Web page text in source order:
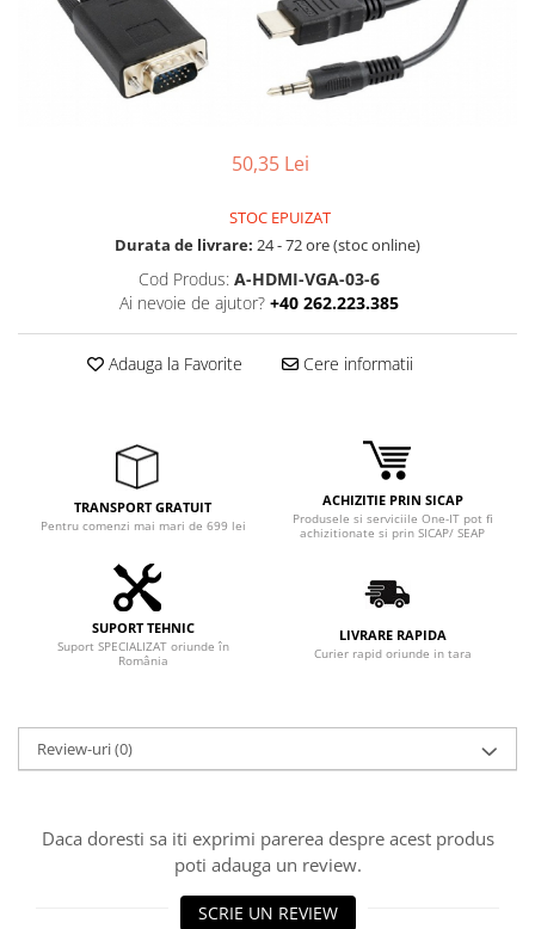
Smartphone IPhone
Boxe
50,35 Lei
STOC EPUIZAT
Durata de livrare: 24 - 72 ore (stoc online)
Cod Produs: A-HDMI-VGA-03-6
Ai nevoie de ajutor? +40 262.223.385
Adauga la Favorite Cere informatii
TRANSPORT GRATUIT
Pentru comenzi mai mari de 699 lei
ACHIZITIE PRIN SICAP
Produsele si serviciile One-IT pot fi
achizitionate si prin SICAP/ SEAP
SUPORT TEHNIC
Suport SPECIALIZAT oriunde în
România
LIVRARE RAPIDA
Curier rapid oriunde in tara
Review-uri(0)
Daca doresti sa iti exprimi parerea despre acest produs
poti adauga un review.
SCRIE UN REVIEW